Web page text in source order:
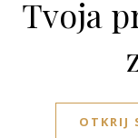
Tvoja
OTKRIJ